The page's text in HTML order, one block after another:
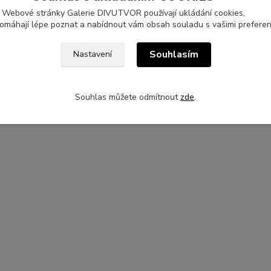
v kategoriích
Webové stránky Galerie DIVUTVOR používají ukládání cookies,
lépe poznat a nabídnout vám obsah souladu s vašimi
Nastavení Souhlasím
Souhlas můžete odmítnout zde.